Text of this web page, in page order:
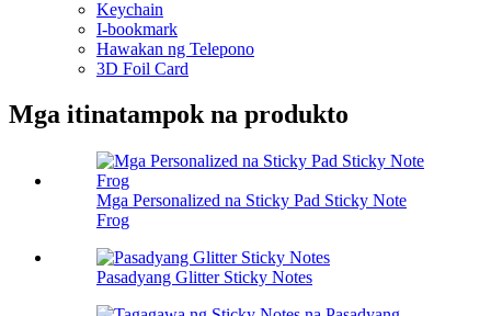
Keychain
I-bookmark
Hawakan ng Telepono
3D Foil Card
Mga itinatampok na produkto
Mga Personalized na Sticky Pad Sticky Note
Frog
Pasadyang Glitter Sticky Notes